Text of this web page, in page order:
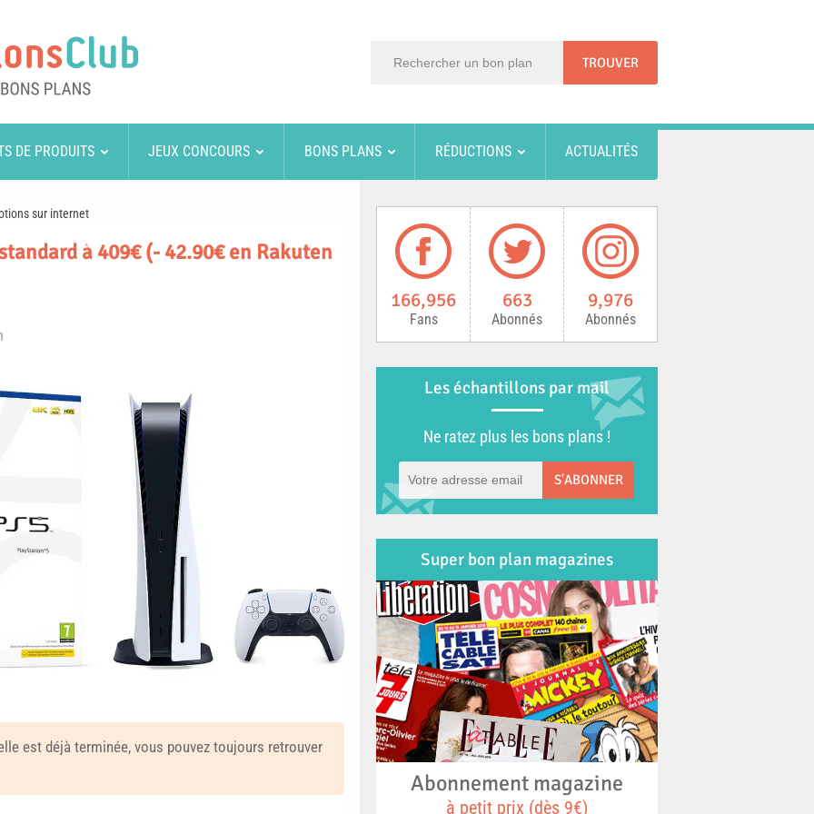
DE PRODUITS JEUX CONCOURS BONS PLANS RÉDUCTIONS ACTUALITÉS
sur internet
à 409€ (- 42.90€ en Rakuten
est déjà terminée, vous pouvez toujours retrouver
166,956
Fans
663
Abonnés
9,976
Abonnés
Les échantillons par mail
Ne ratez plus les bons plans !
S'ABONNER
Super bon plan magazines
Abonnement magazine
à petit prix (dès 9€)